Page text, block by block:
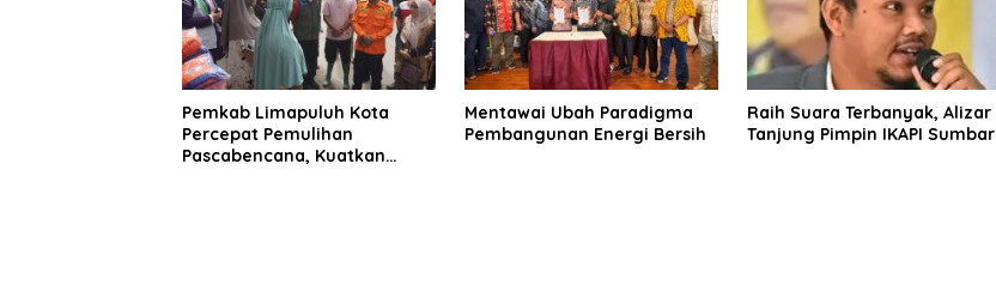
Pemkab Limapuluh Kota
Percepat Pemulihan
Pascabencana, Kuatkan
Mentawai Ubah Paradigma
Pembangunan Energi Bersih
Raih Suara Terbanyak, Alizar
Tanjung Pimpin IKAPI Sumbar